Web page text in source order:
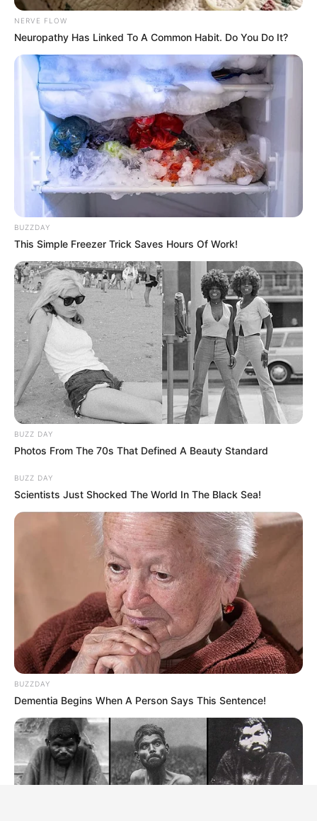
NERVE FLOW
Neuropathy Has Linked To A Common Habit. Do You Do It?
BUZZDAY
This Simple Freezer Trick Saves Hours Of Work!
BUZZ DAY
Photos From The 70s That Defined A Beauty Standard
BUZZ DAY
Scientists Just Shocked The World In The Black Sea!
BUZZDAY
Dementia Begins When A Person Says This Sentence!